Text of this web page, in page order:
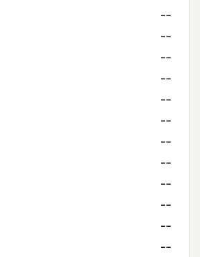
--
--
--
--
--
--
--
--
--
--
--
--